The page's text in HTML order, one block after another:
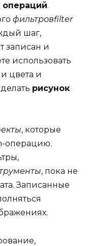
операций.
фильтровfilter
шаг,
записан и
использовать
цвета и
рисунок
, которые
операцию.
, пока не
Записанные